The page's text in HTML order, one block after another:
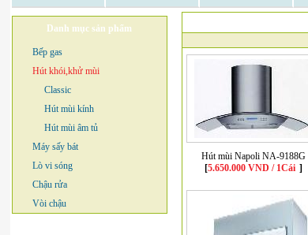
Danh mục sản phẩm
Bếp gas
Hút khói,khử mùi
Classic
Hút mùi kính
Hút mùi âm tủ
Máy sấy bát
Lò vi sóng
Chậu rửa
Vòi chậu
Hút mùi Napoli NA-9188G
[5.650.000 VND / 1Cái ]